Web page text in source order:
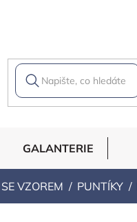
GALANTERIE
VZOREM PUNTÍKY